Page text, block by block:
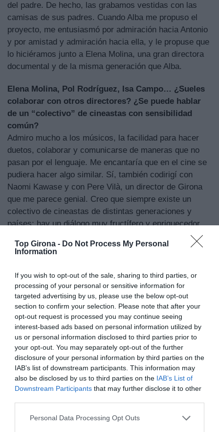
Top Girona - Do Not Process My Personal
Information
If you wish to opt-out of the sale, sharing to third parties, or
processing of your personal or sensitive information for
targeted advertising by us, please use the below opt-out
section to confirm your selection. Please note that after your
opt-out request is processed you may continue seeing
interest-based ads based on personal information utilized by
us or personal information disclosed to third parties prior to
your opt-out. You may separately opt-out of the further
disclosure of your personal information by third parties on the
IAB’s list of downstream participants. This information may
also be disclosed by us to third parties on the IAB’s List of
Downstream Participants that may further disclose it to other
Personal Data Processing Opt Outs
del padre. De hecho, las grabamos vestidas con las
camisas de sus padres. Cuando Alba me propuso el
proyecto, me entusiasmó por admiración hacia Antonio
y por amistad y admiración hacia ella, y le propuse que
lo hiciéramos junto a Elena Molina, una gran directora
documental y de la misma generación que Alba.
Elena Molina, Pol Rodríguez, Isa Campo… ¿Sueles
colaborar con otros directores? ¿Se puede hablar
de un “colectivo” de cineastas con sensibilidad
común?
Admiro mucho a los músicos, la facilidad para hacer
duetos, colaborar y comunicarse de maneras que no
pasan por el lenguaje. Me encantaría que en el cine se
pudiera hacer algo similar. Sí, también codirigí con
Naomi Kawase y con Pere Vilà, un director de Girona
que me parece genial. Creo que siempre existe un
colectivo de cineastas de distintas generaciones y
países; hay un diálogo muy fructífero y enriquecedor.
Has trabajado con artistas muy diferentes: músicos,
buscas cuando eliges con quién colaborar? ¿Cómo
encaja Antonio Flores, a través de Alba, en ese
“mapa” de artistas?
Busco afinidad, pero sobre todo curiosidad, ganas de
conocer y aprender. Me gusta colaborar con gente
diferente a mí. Busco personas que admire y que me
caigan bien. En estas colaboraciones uno se expande y
descubre partes de sí mismo que no conocía. Con
Antonio Flores, conocí su música de adolescente,
conCosas mías, su disco más famoso, pero no sabía
el largo proceso que llevó a descubrir su lenguaje
propio. Me interesa su honestidad, su búsqueda lejos
de sí mismo y de su familia, su mezcla de rumba, funk